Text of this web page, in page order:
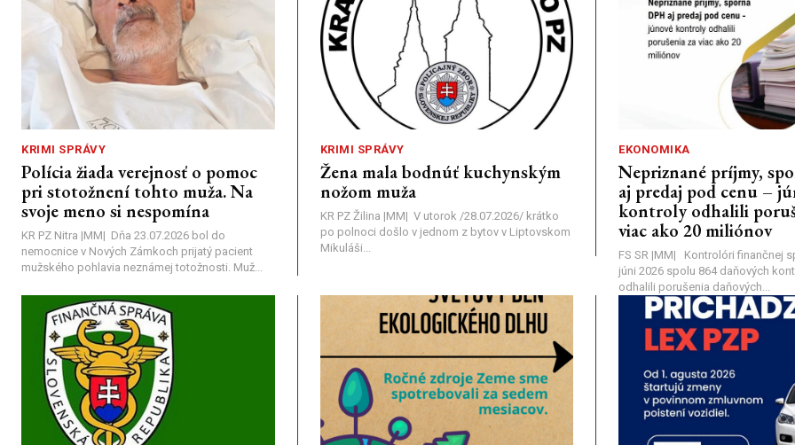
KRIMI SPRÁVY
Polícia žiada verejnosť o pomoc
pri stotožnení tohto muža. Na
svoje meno si nespomína
KR PZ Nitra |MM| Dňa 23.07.2026 bol do
nemocnice v Nových Zámkoch prijatý pacient
mužského pohlavia neznámej totožnosti. Muž...
KRIMI SPRÁVY
Žena mala bodnúť kuchynským
nožom muža
KR PZ Žilina |MM| V utorok /28.07.2026/ krátko
po polnoci došlo v jednom z bytov v Liptovskom
Mikuláši...
EKONOMIKA
Nepriznané príjmy,
aj predaj pod cenu –
kontroly odhalili
viac ako 20 miliónov
FS SR |MM| Kontrolóri finančnej
júni 2026 spolu 864 daňových
odhalili porušenia daňových...